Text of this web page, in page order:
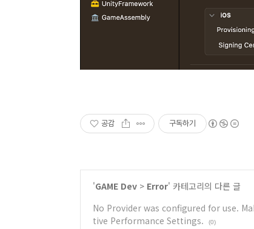
공감 구독하기
'GAME Dev > Error' 카테고리의 다른 글
No Provider was configured for use.
tive Performance Settings.
(0)